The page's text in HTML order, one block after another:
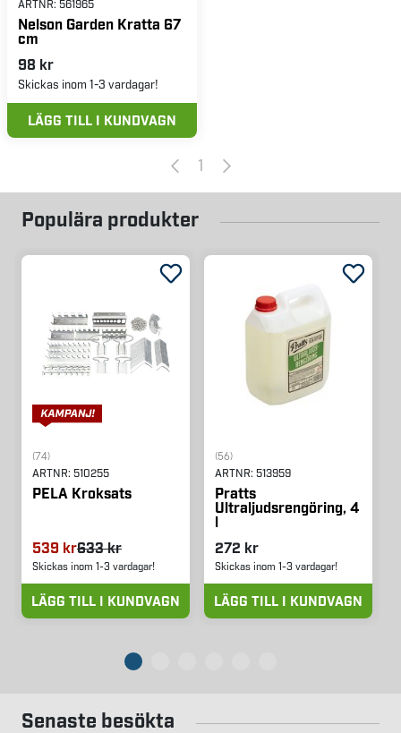
ARTNR: 561965
Nelson Garden Kratta 67
cm
98 kr
Skickas inom 1-3 vardagar!
LÄGG TILL I KUNDVAGN
1
Populära produkter
(74)
ARTNR: 510255
PELA Kroksats
539 kr633 kr
Skickas inom 1-3 vardagar!
LÄGG TILL I KUNDVAGN
(56)
ARTNR: 513959
Pratts
Ultraljudsrengöring, 4
l
272 kr
Skickas inom 1-3 vardagar!
LÄGG TILL I KUNDVAGN
Senaste besökta